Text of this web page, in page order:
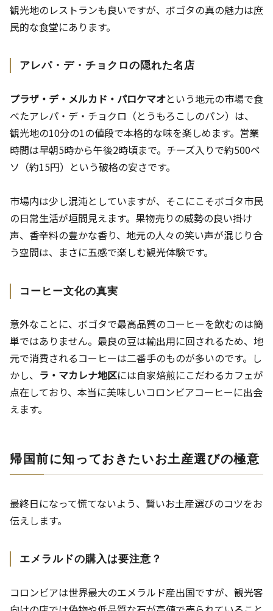
観光地のレストランも良いですが、ボゴタの真の魅力は庶
民的な食堂にあります。
アレパ・デ・チョクロの隠れた名店
プラザ・デ・メルカド・パロケマオという地元の市場で食
べたアレパ・デ・チョクロ（とうもろこしのパン）は、
観光地の10分の1の値段で本格的な味を楽しめます。営業
時間は早朝5時から午後2時頃まで。チーズ入りで約500ペ
ソ（約15円）という破格の安さです。
市場内は少し混沌としていますが、そこにこそボゴタ市民
の日常生活が垣間見えます。果物売りの威勢の良い掛け
声、香辛料の豊かな香り、地元の人々の笑い声が混じり合
う空間は、まさに五感で楽しむ観光体験です。
コーヒー文化の真実
意外なことに、ボゴタで最高品質のコーヒーを飲むのは簡
単ではありません。最良の豆は輸出用に回されるため、地
元で消費されるコーヒーは二番手のものが多いのです。し
かし、 ラ・マカレナ地区には自家焙煎にこだわるカフェが
点在しており、本当に美味しいコロンビアコーヒーに出会
えます。
帰国前に知っておきたいお土産選びの極意
最終日になって慌てないよう、賢いお土産選びのコツをお
伝えします。
エメラルドの購入は要注意？
コロンビアは世界最大のエメラルド産出国ですが、観光客